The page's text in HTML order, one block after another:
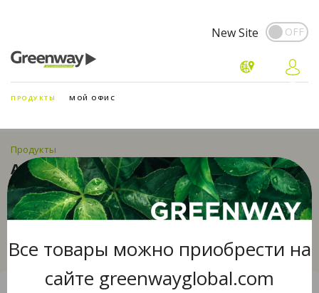
New Site
ПРОДУКТЫ МОЙ ОФИС
Продукты
АКСЕССУАРЫ
Все товары можно приобрести на
сайте greenwayglobal.com